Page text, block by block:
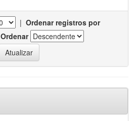
| Ordenar registros por
Ordenar